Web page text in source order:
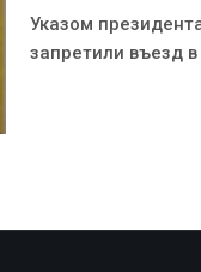
Указом
запретили въезд